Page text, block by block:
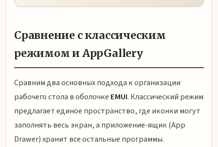
Сравнение с классическим
режимом и AppGallery
Сравним два основных подхода к организации
рабочего стола в оболочке EMUI. Классический режим
предлагает единое пространство, где иконки могут
заполнять весь экран, а приложение-ящик (App
Drawer) хранит все остальные программы.